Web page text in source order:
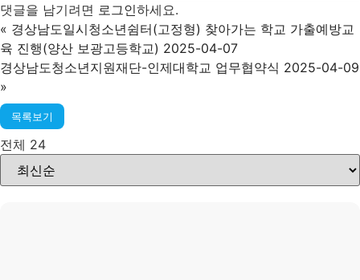
댓글을 남기려면 로그인하세요.
« 경상남도일시청소년쉼터(고정형) 찾아가는 학교 가출예방교
육 진행(양산 보광고등학교) 2025-04-07
경상남도청소년지원재단-인제대학교 업무협약식 2025-04-09
»
목록보기
전체 24